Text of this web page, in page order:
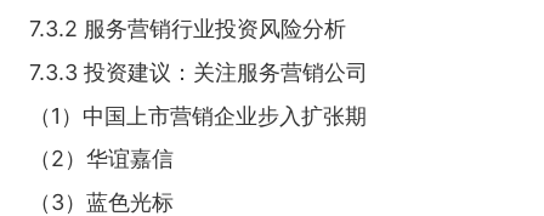
7.3.2 服务营销行业投资风险分析
7.3.3 投资建议：关注服务营销公司
（1）中国上市营销企业步入扩张期
（2）华谊嘉信
（3）蓝色光标